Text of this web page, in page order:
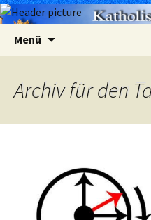
Menü
Archiv für den